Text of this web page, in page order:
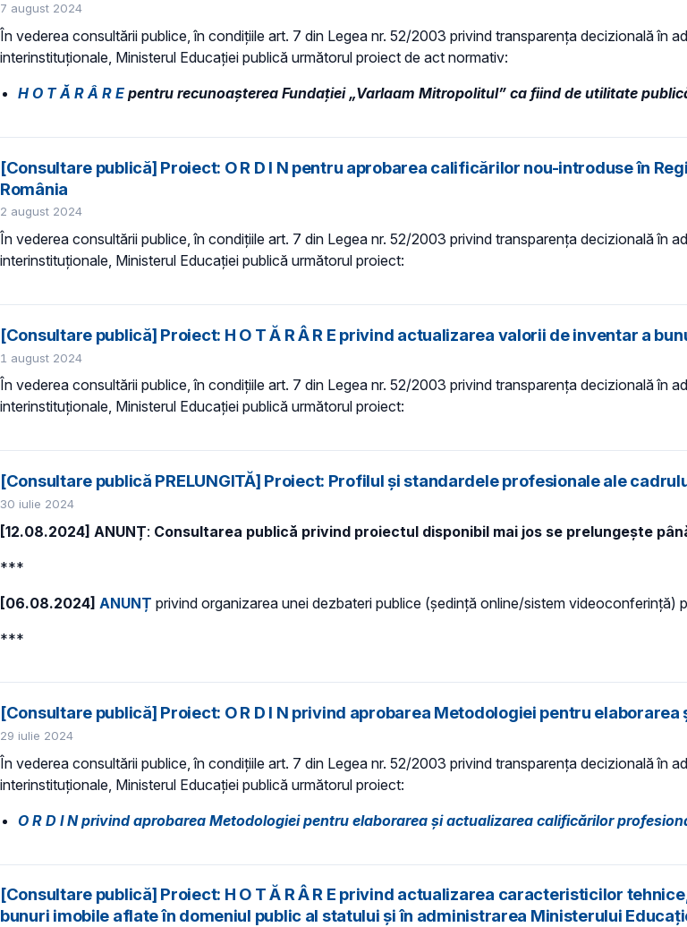
7 august 2024
În vederea consultării publice, în condiţiile art. 7 din Legea nr. 52/2003 privind transparenţa decizională în
interinstituționale, Ministerul Educaţiei publică următorul proiect de act normativ:
H O T Ă R Â R E pentru recunoaşterea Fundației „Varlaam Mitropolitul” ca fiind de utilitate
[Consultare publică] Proiect: O R D I N pentru aprobarea calificărilor nou-introduse în
România
2 august 2024
În vederea consultării publice, în condiţiile art. 7 din Legea nr. 52/2003 privind transparenţa decizională în
interinstituționale, Ministerul Educaţiei publică următorul proiect:
[Consultare publică] Proiect: H O T Ă R Â R E privind actualizarea valorii de inventar a
1 august 2024
În vederea consultării publice, în condiţiile art. 7 din Legea nr. 52/2003 privind transparenţa decizională în
interinstituționale, Ministerul Educaţiei publică următorul proiect:
[Consultare publică PRELUNGITĂ] Proiect: Profilul și standardele profesionale ale
30 iulie 2024
[12.08.2024] ANUNȚ: Consultarea publică privind proiectul disponibil mai jos se prelungește
***
[06.08.2024] ANUNȚ privind organizarea unei dezbateri publice (ședință online/sistem videoconferință)
***
[Consultare publică] Proiect: O R D I N privind aprobarea Metodologiei pentru
29 iulie 2024
În vederea consultării publice, în condiţiile art. 7 din Legea nr. 52/2003 privind transparenţa decizională în
interinstituționale, Ministerul Educaţiei publică următorul proiect:
O R D I N privind aprobarea Metodologiei pentru elaborarea și actualizarea calificărilor
[Consultare publică] Proiect: H O T Ă R Â R E privind actualizarea caracteristicilor
bunuri imobile aflate în domeniul public al statului și în administrarea Ministerului